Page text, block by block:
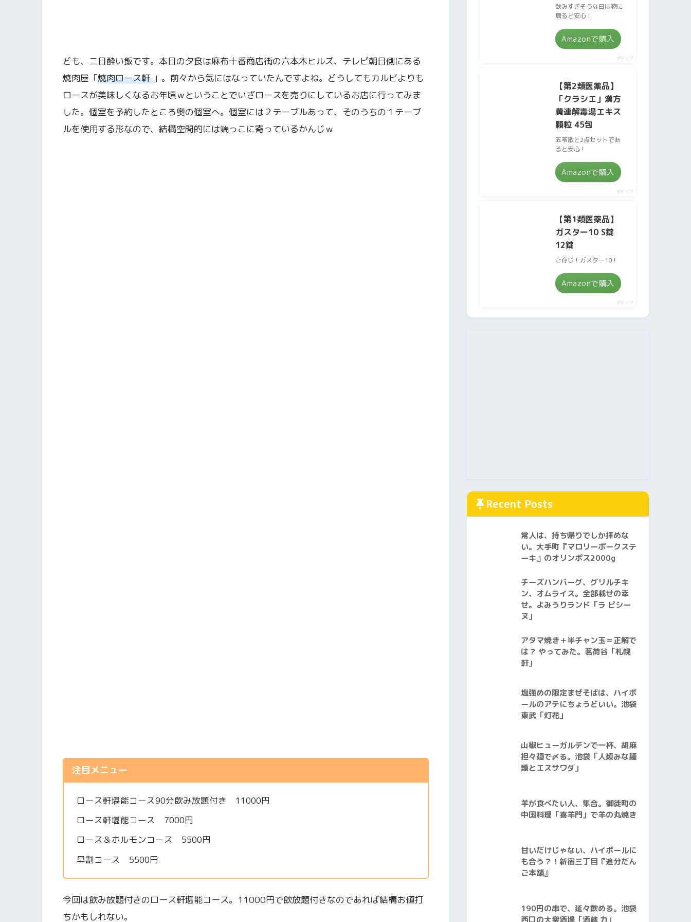
ども、二日酔い飯です。本日の夕食は麻布十番商店街の六本木ヒルズ、テレビ朝日側にある
焼肉屋「焼肉ロース軒 」。前々から気にはなっていたんですよね。どうしてもカルビよりも
ロースが美味しくなるお年頃ｗということでいざロースを売りにしているお店に行ってみま
した。個室を予約したところ奥の個室へ。個室には２テーブルあって、そのうちの１テーブ
ルを使用する形なので、結構空間的には端っこに寄っているかんじｗ
注目メニュー
ロース軒堪能コース90分飲み放題付き 11000円
ロース軒堪能コース 7000円
ロース＆ホルモンコース 5500円
早割コース 5500円
今回は飲み放題付きのロース軒堪能コース。11000円で飲放題付きなのであれば結構お値打
ちかもしれない。
飲みすぎそうな日は鞄に
居ると安心！
Amazonで購入
ポチップ
【第2類医薬品】
「クラシエ」漢方
黄連解毒湯エキス
顆粒 45包
五苓散と2点セットであ
ると安心！
Amazonで購入
ポチップ
【第1類医薬品】
ガスター10 S錠
12錠
ご存じ！ガスター10！
Amazonで購入
ポチップ
Recent Posts
常人は、持ち帰りでしか拝めな
い。大手町『マロリーポークステ
ーキ』のオリンポス2000g
チーズハンバーグ、グリルチキ
ン、オムライス。全部載せの幸
せ。よみうりランド「ラ ピシー
ヌ」
アタマ焼き＋半チャン玉＝正解で
は？ やってみた。茗荷谷「札幌
軒」
塩強めの限定まぜそばは、ハイボ
ールのアテにちょうどいい。池袋
東武「灯花」
山椒ヒューガルデンで一杯、胡麻
担々麺で〆る。池袋「人類みな麺
類とエスサワダ」
羊が食べたい人、集合。御徒町の
中国料理「喜羊門」で羊の丸焼き
甘いだけじゃない、ハイボールに
も合う？！新宿三丁目『追分だん
ご本舗』
190円の串で、延々飲める。池袋